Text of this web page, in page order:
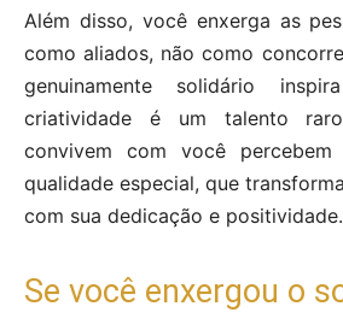
Além disso, você enxerga as
como aliados, não como
genuinamente solidário
criatividade é um talento
convivem com você percebem
qualidade especial, que
com sua dedicação e positividade.
Se você enxergou o